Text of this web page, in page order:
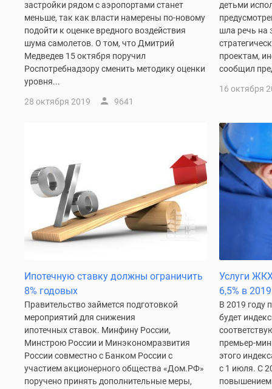
комнатные
Квартиры
Ипотечный
калькулятор
ипотека
программы
Новости
недвижимости
Аналитика
Экспертиза
новостроек
Эксперты
Контакты
Реклама
застройки рядом с аэропортами станет
меньше, так как власти намерены по-новому
подойти к оценке вредного воздействия
шума самолетов. О том, что Дмитрий
Медведев 15 октября поручил
Роспотребнадзору сменить методику оценки
уровня...
28 октября 2019 9641
детьми
шла речь на
проектам,
сообщил
16 октября
Ипотечную ставку должны ограничить
8% годовых
Правительство займется подготовкой
мероприятий для снижения
ипотечных ставок. Минфину России,
Минстрою России и Минэкономразвития
России совместно с Банком России с
участием акционерного общества «Дом.РФ»
поручено принять дополнительные меры,
Услуги
6,5% в
В 2019 году
будет
премьер-
этого
с 1 июля. С
повышением